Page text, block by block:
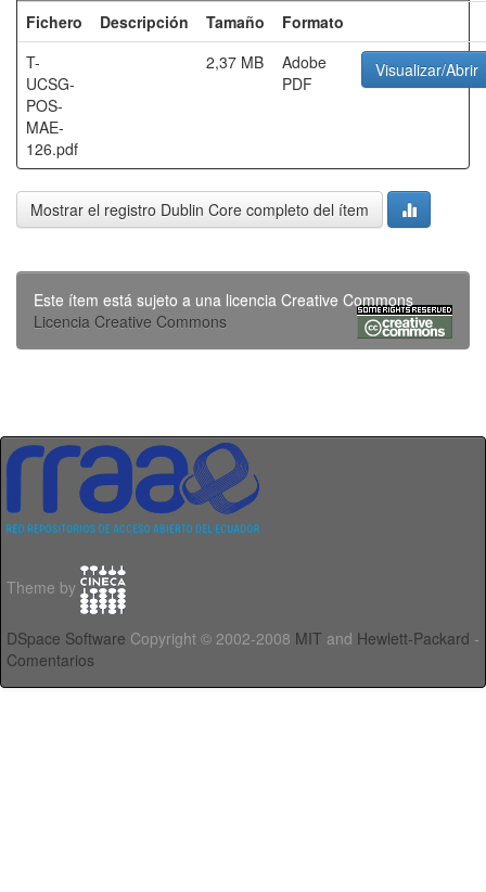
Fichero
Descripción Tamaño
Formato
T-
UCSG-
POS-
MAE-
126.pdf
2,37 MB
Adobe
PDF
Visualizar/Abrir
Mostrar el registro Dublin Core completo del ítem
Este ítem está sujeto a una licencia Creative Commons
Licencia Creative Commons
Theme by
DSpace Software Copyright © 2002-2008 MIT and Hewlett-Packard -
Comentarios